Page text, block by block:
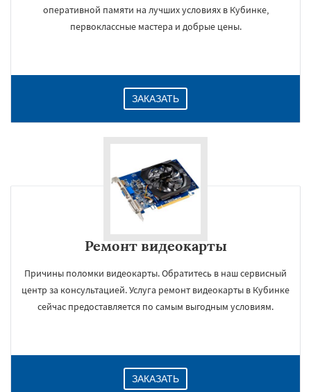
оперативной памяти на лучших условиях в Кубинке,
первоклассные мастера и добрые цены.
ЗАКАЗАТЬ
Ремонт видеокарты
Причины поломки видеокарты. Обратитесь в наш сервисный
центр за консультацией. Услуга ремонт видеокарты в Кубинке
сейчас предоставляется по самым выгодным условиям.
ЗАКАЗАТЬ